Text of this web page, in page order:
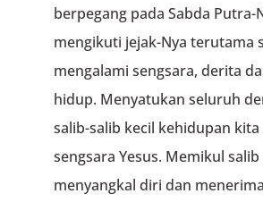
berpegang pada Sabda Putra-
mengikuti jejak-Nya terutama
mengalami sengsara, derita
hidup. Menyatukan seluruh
salib-salib kecil kehidupan kita
sengsara Yesus. Memikul
menyangkal diri dan